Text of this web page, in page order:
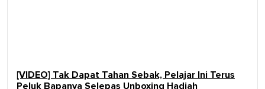
[VIDEO] Tak Dapat Tahan Sebak, Pelajar Ini Terus
Peluk Bapanya Selepas Unboxing Hadiah